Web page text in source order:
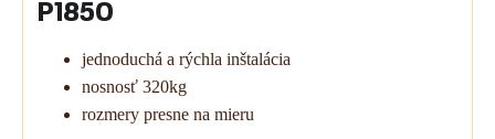
P1850
jednoduchá a rýchla inštalácia
nosnosť 320kg
rozmery presne na mieru